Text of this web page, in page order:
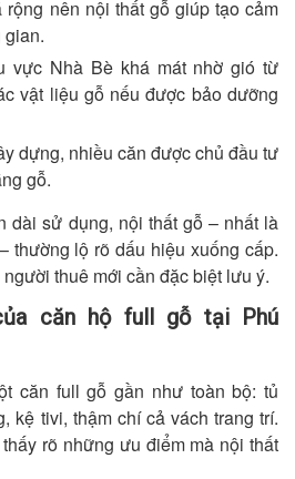
nên nội thất gỗ giúp tạo cảm
vực Nhà Bè khá mát nhờ gió từ
vật liệu gỗ nếu được bảo dưỡng
dựng, nhiều căn được chủ đầu tư
gỗ.
dài sử dụng, nội thất gỗ – nhất là
thường lộ rõ dấu hiệu xuống cấp.
thuê mới cần đặc biệt lưu ý.
căn hộ full gỗ tại Phú
căn full gỗ gần như toàn bộ: tủ
kệ tivi, thậm chí cả vách trang trí.
rõ những ưu điểm mà nội thất